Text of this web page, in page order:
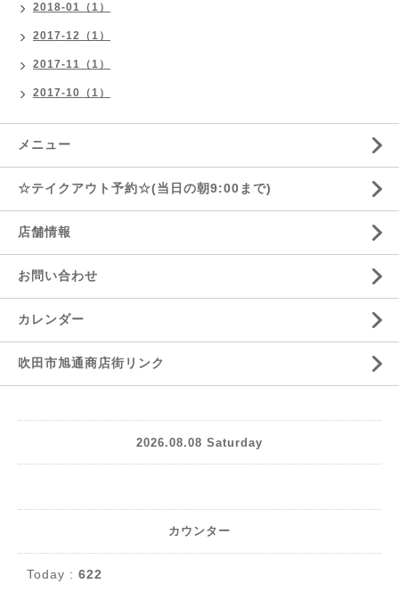
2018-01（1）
2017-12（1）
2017-11（1）
2017-10（1）
メニュー
☆テイクアウト予約☆(当日の朝9:00まで)
店舗情報
お問い合わせ
カレンダー
吹田市旭通商店街リンク
2026.08.08 Saturday
カウンター
Today : 622